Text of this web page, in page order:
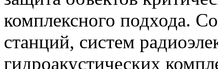
комплексного подхода.
станций, систем
гидроакустических